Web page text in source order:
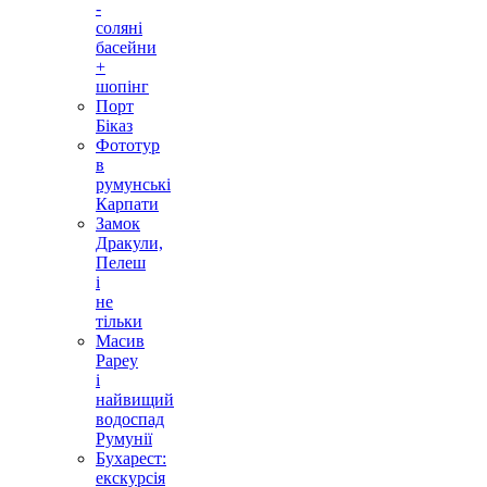
-
соляні
басейни
+
шопінг
Порт
Біказ
Фототур
в
румунські
Карпати
Замок
Дракули,
Пелеш
і
не
тільки
Масив
Рареу
і
найвищий
водоспад
Румунії
Бухарест:
екскурсія